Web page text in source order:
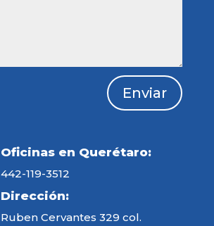
Enviar
Oficinas en Querétaro:
442-119-3512
Dirección:
Ruben Cervantes 329 col.